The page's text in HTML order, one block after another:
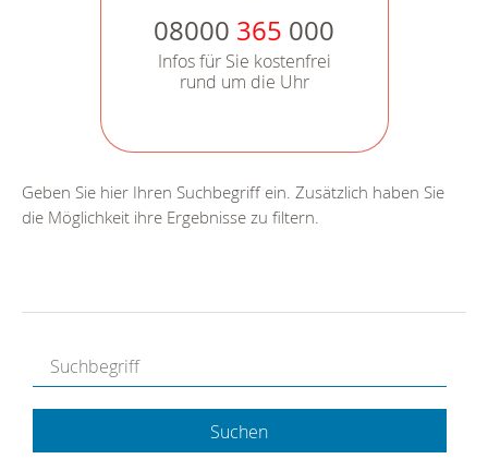
08000 365 000
Infos für Sie kostenfrei
rund um die Uhr
Geben Sie hier Ihren Suchbegriff ein. Zusätzlich haben Sie
die Möglichkeit ihre Ergebnisse zu filtern.
Suchen